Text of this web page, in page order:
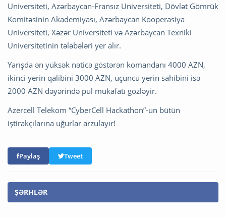
Universiteti, Azərbaycan-Fransız Universiteti, Dövlət Gömrük
Komitəsinin Akademiyası, Azərbaycan Kooperasiya
Universiteti, Xəzər Universiteti və Azərbaycan Texniki
Universitetinin tələbələri yer alır.
Yarışda ən yüksək nəticə göstərən komandanı 4000 AZN,
ikinci yerin qalibini 3000 AZN, üçüncü yerin sahibini isə
2000 AZN dəyərində pul mükafatı gözləyir.
Azercell Telekom “CyberCell Hackathon”-un bütün
iştirakçılarına uğurlar arzulayır!
Paylaş Tweet
ŞƏRHLƏR